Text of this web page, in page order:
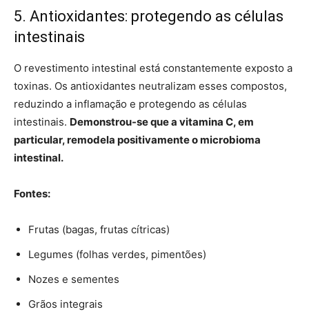
5. Antioxidantes: protegendo as células
intestinais
O revestimento intestinal está constantemente exposto a
toxinas. Os antioxidantes neutralizam esses compostos,
reduzindo a inflamação e protegendo as células
intestinais. Demonstrou-se que a vitamina C, em
particular, remodela positivamente o microbioma
intestinal.
Fontes:
Frutas (bagas, frutas cítricas)
Legumes (folhas verdes, pimentões)
Nozes e sementes
Grãos integrais